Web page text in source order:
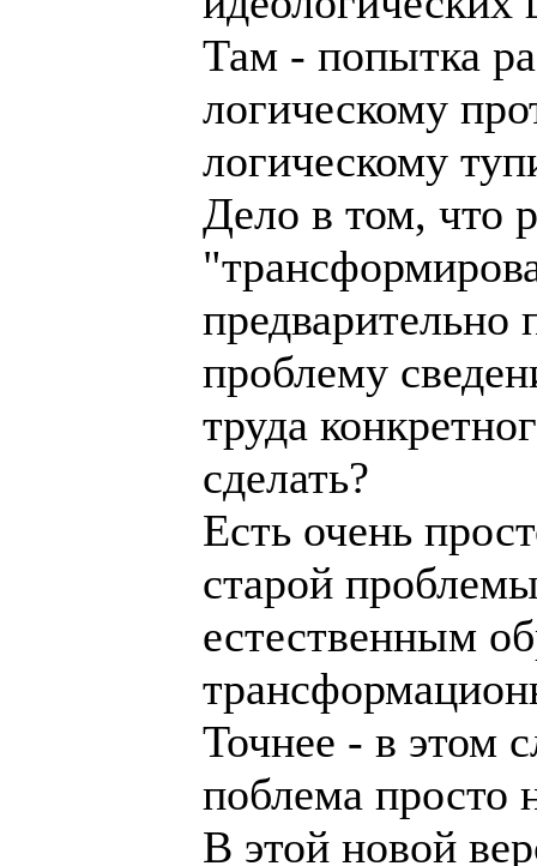
Там - попытка
логическому
логическому
Дело в том, что
предварительно
проблему
труда
сделать?
Есть очень
старой
естественным
Точнее - в этом
поблема просто
В этой новой